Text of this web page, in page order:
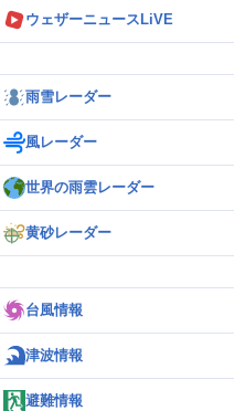
ウェザーニュースLiVE
雨雪レーダー
風レーダー
世界の雨雲レーダー
黄砂レーダー
台風情報
津波情報
避難情報